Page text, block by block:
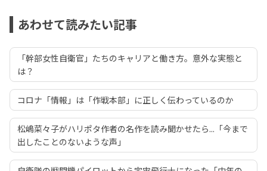
あわせて読みたい記事
「幹部女性自衛官」たちのキャリアと働き方。意外な実態と
は？
コロナ「情報」は「作戦本部」に正しく伝わっているのか
松嶋菜々子がハリポタ作者の名作を読み聞かせたら...「今まで
出したことのないような声」